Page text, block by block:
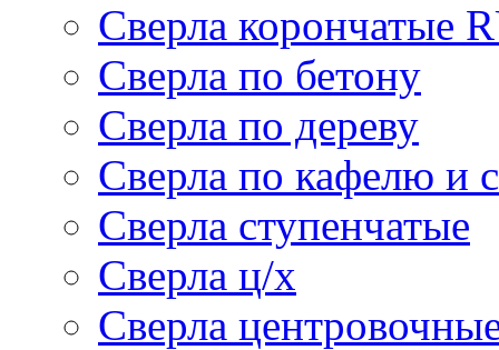
Сверла корончатые
Сверла по бетону
Сверла по дереву
Сверла по кафелю и
Сверла ступенчатые
Сверла ц/х
Сверла